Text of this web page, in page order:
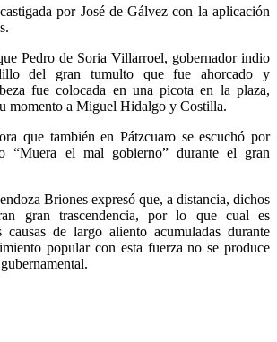
por José de Gálvez con la aplicación
Pedro de Soria Villarroel, gobernador indio
del gran tumulto que fue ahorcado y
fue colocada en una picota en la plaza,
momento a Miguel Hidalgo y Costilla.
que también en Pátzcuaro se escuchó por
“Muera el mal gobierno” durante el gran
Briones expresó que, a distancia, dichos
gran trascendencia, por lo que cual es
causas de largo aliento acumuladas durante
popular con esta fuerza no se produce